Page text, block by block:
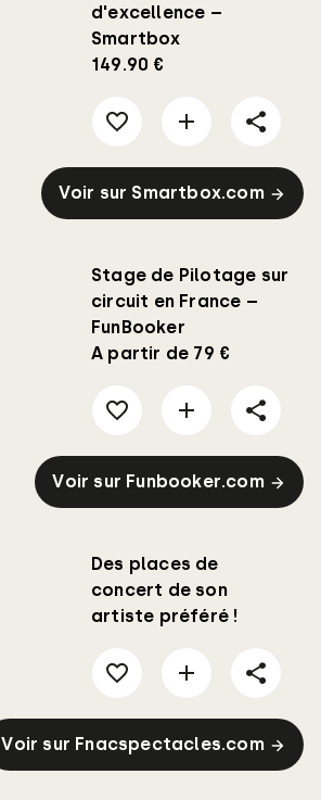
d'excellence –
Smartbox
149.90 €
Voir sur Smartbox.com
Stage de Pilotage sur
circuit en France –
FunBooker
A partir de 79 €
Voir sur Funbooker.com
Des places de
concert de son
artiste préféré !
Voir sur Fnacspectacles.com